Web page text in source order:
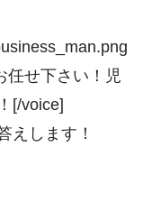
任せ下さい！児
[/voice]
えします！